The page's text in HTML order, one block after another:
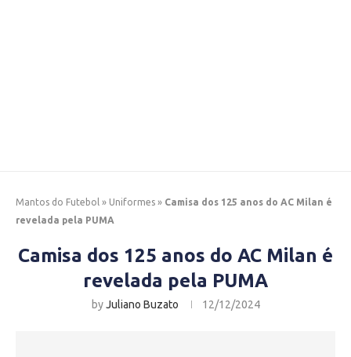
Mantos do Futebol » Uniformes » Camisa dos 125 anos do AC Milan é
revelada pela PUMA
Camisa dos 125 anos do AC Milan é
revelada pela PUMA
byJuliano Buzato 12/12/2024